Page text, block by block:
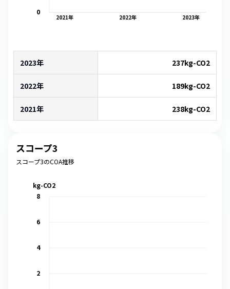
2021年 2022年 2023年
0
2023年 237kg-CO2
2022年 189kg-CO2
2021年 238kg-CO2
スコープ3
スコープ3のCOA推移
2
4
6
8
kg-CO2